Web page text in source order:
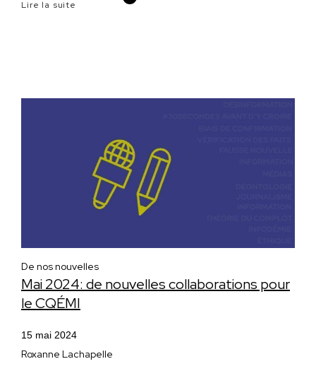
Lire la suite
Mai 2024: de nouvelles collaborations pour
le CQÉMI
15 mai 2024
Roxanne Lachapelle
De nos nouvelles